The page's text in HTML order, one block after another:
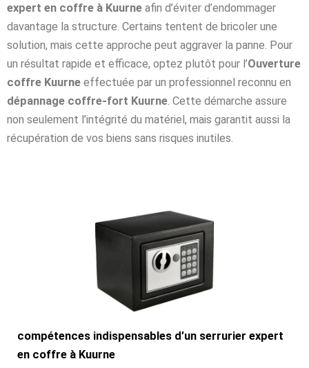
expert en coffre à Kuurne afin d’éviter d’endommager
davantage la structure. Certains tentent de bricoler une
solution, mais cette approche peut aggraver la panne. Pour
un résultat rapide et efficace, optez plutôt pour l’Ouverture
coffre Kuurne effectuée par un professionnel reconnu en
dépannage coffre-fort Kuurne. Cette démarche assure
non seulement l’intégrité du matériel, mais garantit aussi la
récupération de vos biens sans risques inutiles.
compétences indispensables d’un serrurier expert
en coffre à Kuurne